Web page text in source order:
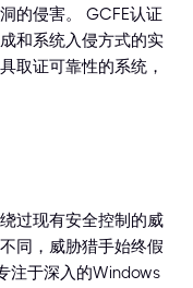
的侵害。 GCFE认证
和系统入侵方式的实
取证可靠性的系统，
过现有安全控制的威
同，威胁猎手始终假
注于深入的Windows